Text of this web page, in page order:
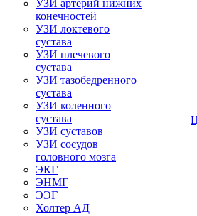
УЗИ артерий нижних
конечностей
УЗИ локтевого
сустава
УЗИ плечевого
сустава
УЗИ тазобедренного
сустава
УЗИ коленного
сустава
УЗИ суставов
УЗИ сосудов
головного мозга
ЭКГ
ЭНМГ
ЭЭГ
Холтер АД